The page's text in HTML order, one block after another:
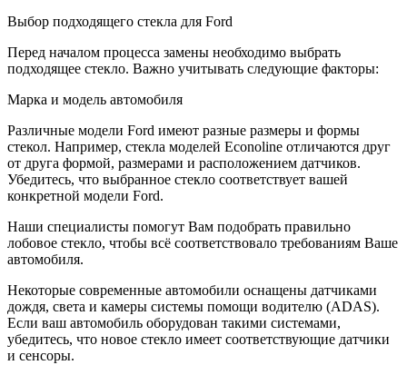
Выбор подходящего стекла для Ford
Перед началом процесса замены необходимо выбрать
подходящее стекло. Важно учитывать следующие факторы:
Марка и модель автомобиля
Различные модели Ford имеют разные размеры и формы
стекол. Например, стекла моделей Econoline отличаются друг
от друга формой, размерами и расположением датчиков.
Убедитесь, что выбранное стекло соответствует вашей
конкретной модели Ford.
Наши специалисты помогут Вам подобрать правильно
лобовое стекло, чтобы всё соответствовало требованиям Ваше
автомобиля.
Некоторые современные автомобили оснащены датчиками
дождя, света и камеры системы помощи водителю (ADAS).
Если ваш автомобиль оборудован такими системами,
убедитесь, что новое стекло имеет соответствующие датчики
и сенсоры.